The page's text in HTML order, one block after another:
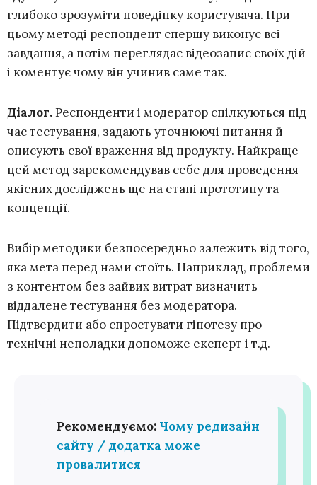
глибоко зрозуміти поведінку користувача. При
цьому методі респондент спершу виконує всі
завдання, а потім переглядає відеозапис своїх дій
і коментує чому він учинив саме так.
Діалог.Респонденти і модератор спілкуються під
час тестування, задають уточнюючі питання й
описують свої враження від продукту. Найкраще
цей метод зарекомендував себе для проведення
якісних досліджень ще на етапі прототипу та
концепції.
Вибір методики безпосередньо залежить від того,
яка мета перед нами стоїть. Наприклад, проблеми
з контентом без зайвих витрат визначить
віддалене тестування без модератора.
Підтвердити або спростувати гіпотезу про
технічні неполадки допоможе експерт і т.д.
Рекомендуємо: Чому редизайн
сайту / додатка може
провалитися